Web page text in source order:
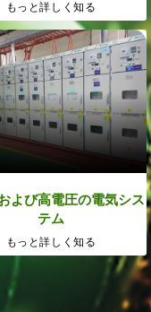
もっと詳しく知る
よび高電圧の電気シス
テム
もっと詳しく知る